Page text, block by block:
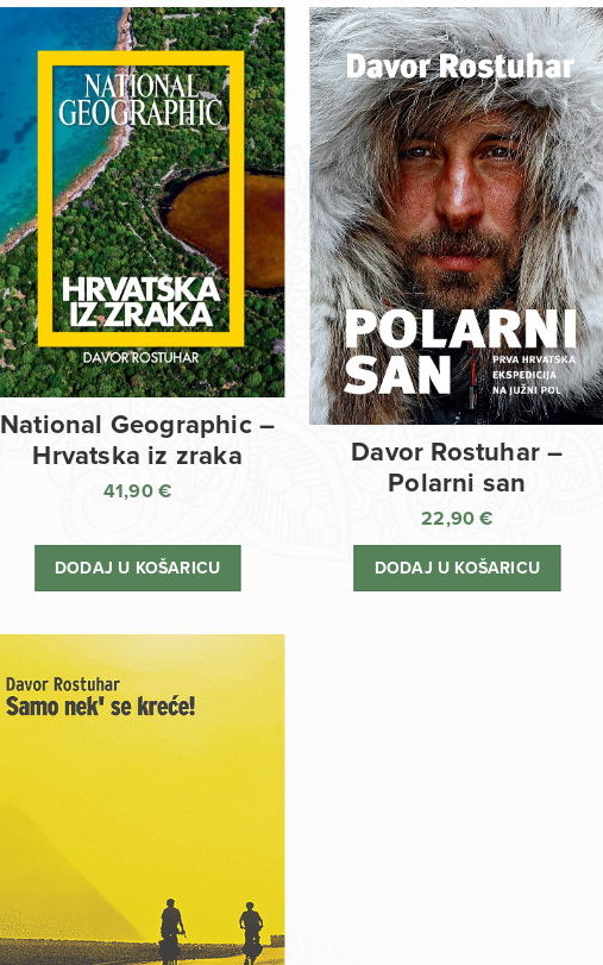
National Geographic –
Hrvatska iz zraka
41,90€
DODAJ U KOŠARICU
Davor Rostuhar –
Polarni san
22,90€
DODAJ U KOŠARICU